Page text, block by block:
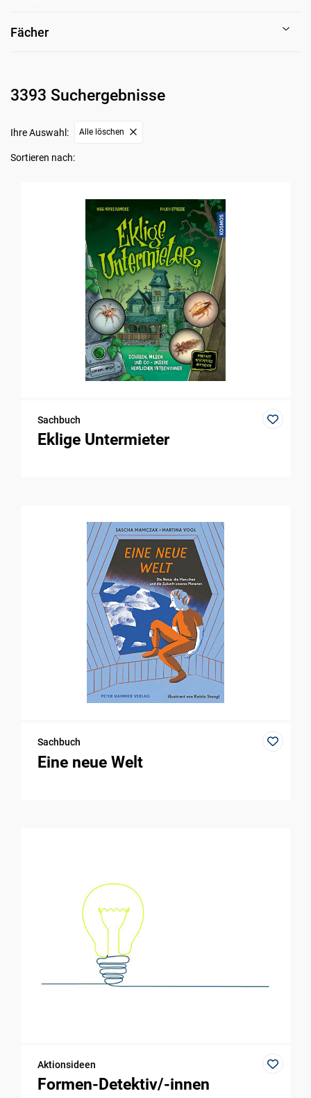
Fächer
3393 Suchergebnisse
Ihre Auswahl: Alle löschen
Sortieren nach:
Sachbuch
Eklige Untermieter
Sachbuch
Eine neue Welt
Aktionsideen
Formen-Detektiv/-innen